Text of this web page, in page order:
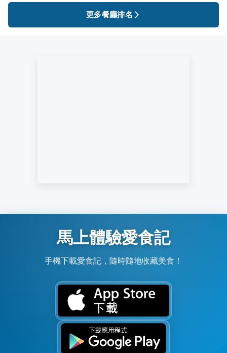
更多餐廳排名
馬上體驗愛食記
手機下載愛食記，隨時隨地收藏美食！